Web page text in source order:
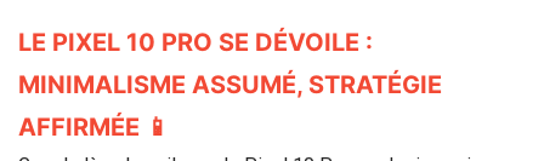
LE PIXEL 10 PRO SE DÉVOILE :
MINIMALISME ASSUMÉ, STRATÉGIE
AFFIRMÉE 📱